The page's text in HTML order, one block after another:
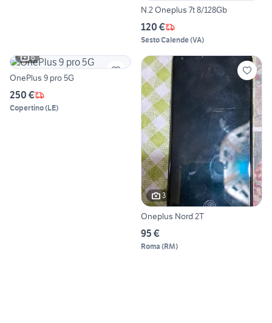
N.2 Oneplus 7t 8/128Gb
120 €
Sesto Calende(VA)
6
OnePlus 9 pro 5G
250 €
Copertino(LE)
3
Oneplus Nord 2T
95 €
Roma (RM)